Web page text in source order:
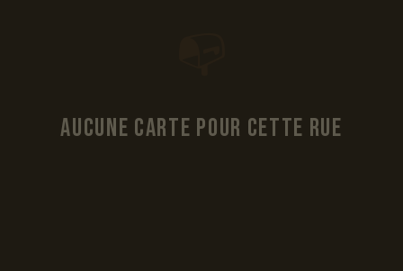
Aucune carte pour cette rue